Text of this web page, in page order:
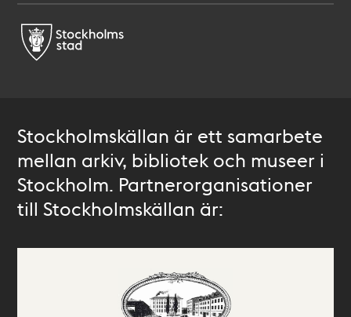
Stockholmskällan är ett samarbete
mellan arkiv, bibliotek och museer i
Stockholm. Partnerorganisationer
till Stockholmskällan är: